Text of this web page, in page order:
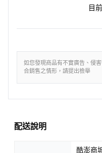
目
如您發現商品有不實廣告、侵
合銷售之情形，請提出檢舉
配送說明
酷澎商